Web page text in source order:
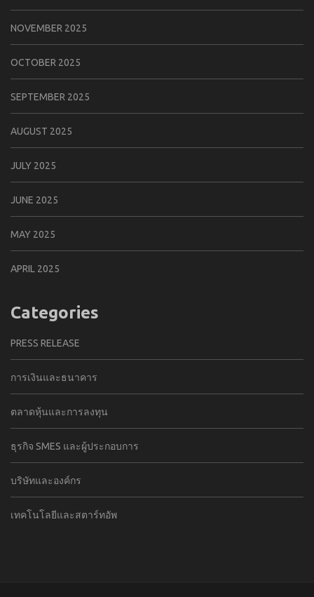
NOVEMBER 2025
OCTOBER 2025
SEPTEMBER 2025
AUGUST 2025
JULY 2025
JUNE 2025
MAY 2025
APRIL 2025
Categories
PRESS RELEASE
การเงินและธนาคาร
ตลาดหุ้นและการลงทุน
ธุรกิจ SMES และผู้ประกอบการ
บริษัทและองค์กร
เทคโนโลยีและสตาร์ทอัพ